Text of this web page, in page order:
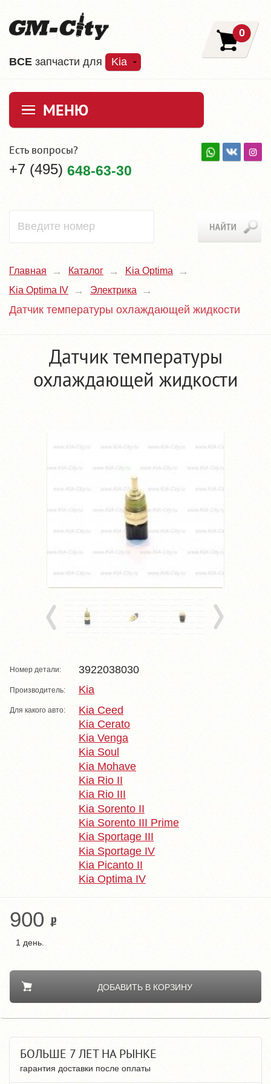
ВCE запчасти для Kia
0
МЕНЮ
Есть вопросы?
+7 (495) 648-63-30
Главная Каталог
Kia Optima
Kia Optima IV
Электрика
Датчик температуры охлаждающей жидкости
Датчик температуры
охлаждающей жидкости
Номер детали: 3922038030
Производитель: Kia
Для какого авто:
Kia Ceed
Kia Cerato
Kia Venga
Kia Soul
Kia Mohave
Kia Rio II
Kia Rio III
Kia Sorento II
Kia Sorento III Prime
Kia Sportage III
Kia Sportage IV
Kia Picanto II
Kia Optima IV
900
1 день.
ДОБАВИТЬ В КОРЗИНУ
БОЛЬШЕ 7 ЛЕТ НА РЫНКЕ
гарантия доставки после оплаты